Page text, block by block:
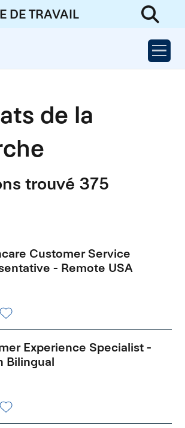
DE TRAVAIL
de la
trouvé 375
Customer Service
- Remote USA
Experience Specialist -
Bilingual